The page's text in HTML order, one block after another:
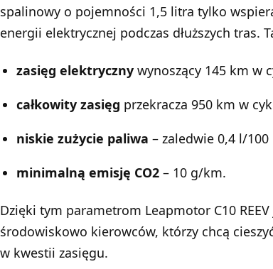
spalinowy o pojemności 1,5 litra tylko
energii elektrycznej podczas dłuższych tras.
zasięg elektryczny wynoszący 145 km w
całkowity zasięg przekracza 950 km w
niskie zużycie paliwa – zaledwie 0,4 l/
minimalną emisję CO2 – 10 g/km.
Dzięki tym parametrom Leapmotor C10
środowiskowo kierowców, którzy chcą
w kwestii zasięgu.